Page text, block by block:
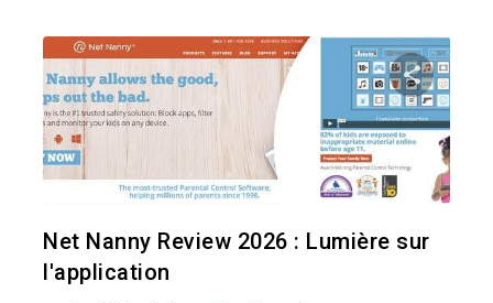
Net Nanny Review 2026 : Lumière sur
l'application